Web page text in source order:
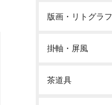
版画・リトグラフ
掛軸・屏風
茶道具